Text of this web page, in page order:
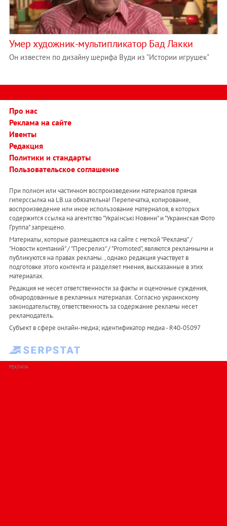
Умер художник-мультипликатор Бад Лакки
Он известен по дизайну шерифа Вуди из "Истории игрушек"
Про нас
Реклама на сайте
Ивенты
Редакция
Политики и стандарты
Пользовательское соглашение
При полном или частичном воспроизведении материалов прямая
гиперссылка на LB.ua обязательна! Перепечатка, копирование,
воспроизведение или иное использование материалов, в которых
содержится ссылка на агентство "Українськi Новини" и "Украинская Фото
Группа" запрещено.
Материалы, которые размещаются на сайте с меткой "Реклама" /
"Новости компаний" / "Пресрелиз" / "Promoted", являются рекламными и
публикуются на правах рекламы. , однако редакция участвует в
подготовке этого контента и разделяет мнения, высказанные в этих
материалах.
Редакция не несет ответственности за факты и оценочные суждения,
обнародованные в рекламных материалах. Согласно украинскому
законодательству, ответственность за содержание рекламы несет
рекламодатель.
Субъект в сфере онлайн-медиа; идентификатор медиа - R40-05097
РЕКЛАМА